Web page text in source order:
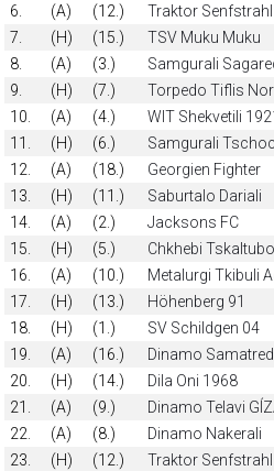
6.
(A) (12.) Traktor Senfstrahl
7.
(H) (15.) TSV Muku Muku
8.
(A) (3.) Samgurali
9.
(H) (7.) Torpedo Tiflis
10.
(A) (4.) WIT Shekvetili
11.
(H) (6.) Samgurali
12.
(A) (18.) Georgien Fighter
13.
(H) (11.) Saburtalo Dariali
14.
(A) (2.) Jacksons FC
15.
(H) (5.) Chkhebi
16.
(A) (10.) Metalurgi Tkibuli
17.
(H) (13.) Höhenberg 91
18.
(H) (1.) SV Schildgen 04
19.
(A) (16.) Dinamo
20.
(H) (14.) Dila Oni 1968
21.
(A) (9.) Dinamo Telavi
22.
(A) (8.) Dinamo Nakerali
23.
(H) (12.) Traktor Senfstrahl